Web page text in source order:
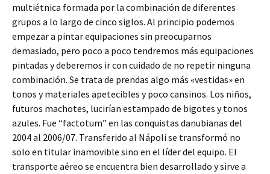
multiétnica formada por la combinación de diferentes
grupos a lo largo de cinco siglos. Al principio podemos
empezar a pintar equipaciones sin preocuparnos
demasiado, pero poco a poco tendremos más equipaciones
pintadas y deberemos ir con cuidado de no repetir ninguna
combinación. Se trata de prendas algo más «vestidas» en
tonos y materiales apetecibles y poco cansinos. Los niños,
futuros machotes, lucirían estampado de bigotes y tonos
azules. Fue “factotum” en las conquistas danubianas del
2004 al 2006/07. Transferido al Nápoli se transformó no
solo en titular inamovible sino en el líder del equipo. El
transporte aéreo se encuentra bien desarrollado y sirve a